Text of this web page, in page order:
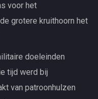
voor het
grotere kruithoorn het
doeleinden
tijd werd bij
van patroonhulzen